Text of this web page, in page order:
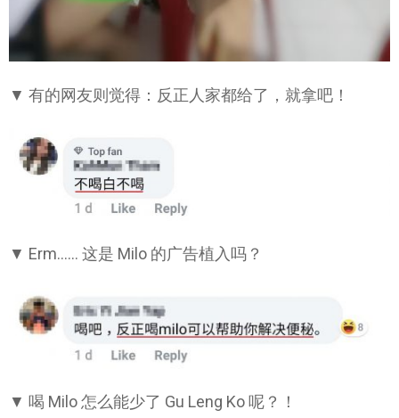
▼ 有的网友则觉得：反正人家都给了，就拿吧！
▼ Erm…… 这是 Milo 的广告植入吗？
▼ 喝 Milo 怎么能少了 Gu Leng Ko 呢？！